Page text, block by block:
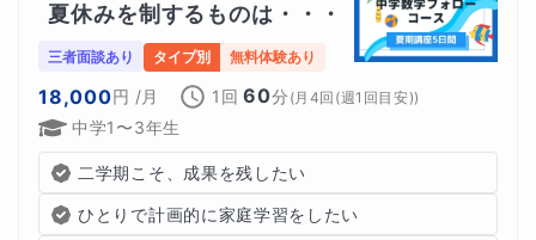
夏休みを制するものは・・・
三者面談あり タイプ別 無料体験あり
18,000円 /月 1回 60分 (月4回(週1回目安))
中学1〜3年生
二学期こそ、成果を残したい
ひとりで計画的に家庭学習をしたい